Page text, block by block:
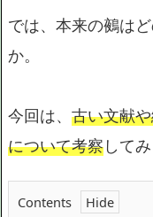
では、本来の鵺は
か。
今回は、 古い文献
について考察してみ
Contents